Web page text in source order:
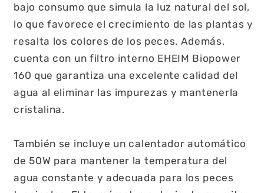
bajo consumo que simula la luz natural del sol,
lo que favorece el crecimiento de las plantas y
resalta los colores de los peces. Además,
cuenta con un filtro interno EHEIM Biopower
160 que garantiza una excelente calidad del
agua al eliminar las impurezas y mantenerla
cristalina.
También se incluye un calentador automático
de 50W para mantener la temperatura del
agua constante y adecuada para los peces